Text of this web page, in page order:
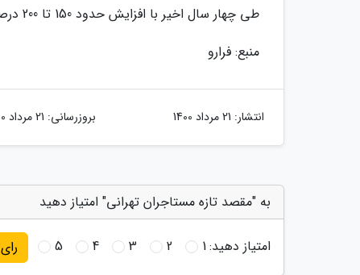
طی چهار سال اخیر با افزایش حدود 150 تا 200 درصدی قیمت در بازار اجاره شهر تهران روبرو شده ایم.
منبع: فرارو
انتشار: 21 مرداد 1400 بروزرسانی: 21 مرداد 1400
به "مقصد تازه مستاجران تهرانی" امتیاز دهید
امتیاز دهید:1
2
3
4
5 رای